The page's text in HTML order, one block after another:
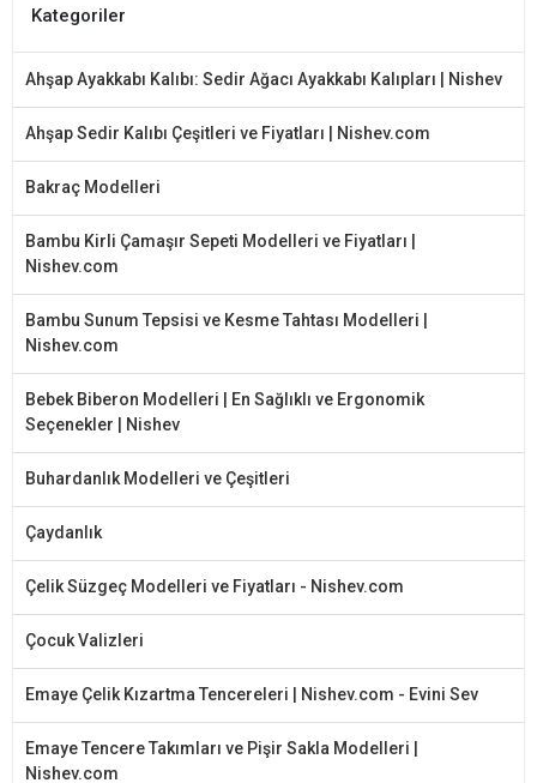
Kategoriler
Ahşap Ayakkabı Kalıbı: Sedir Ağacı Ayakkabı Kalıpları | Nishev
Ahşap Sedir Kalıbı Çeşitleri ve Fiyatları | Nishev.com
Bakraç Modelleri
Bambu Kirli Çamaşır Sepeti Modelleri ve Fiyatları |
Nishev.com
Bambu Sunum Tepsisi ve Kesme Tahtası Modelleri |
Nishev.com
Bebek Biberon Modelleri | En Sağlıklı ve Ergonomik
Seçenekler | Nishev
Buhardanlık Modelleri ve Çeşitleri
Çaydanlık
Çelik Süzgeç Modelleri ve Fiyatları - Nishev.com
Çocuk Valizleri
Emaye Çelik Kızartma Tencereleri | Nishev.com - Evini Sev
Emaye Tencere Takımları ve Pişir Sakla Modelleri |
Nishev.com